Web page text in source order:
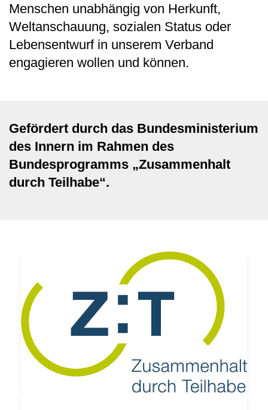
Menschen unabhängig von Herkunft,
Weltanschauung, sozialen Status oder
Lebensentwurf in unserem Verband
engagieren wollen und können.
Gefördert durch das Bundesministerium
des Innern im Rahmen des
Bundesprogramms „Zusammenhalt
durch Teilhabe“.